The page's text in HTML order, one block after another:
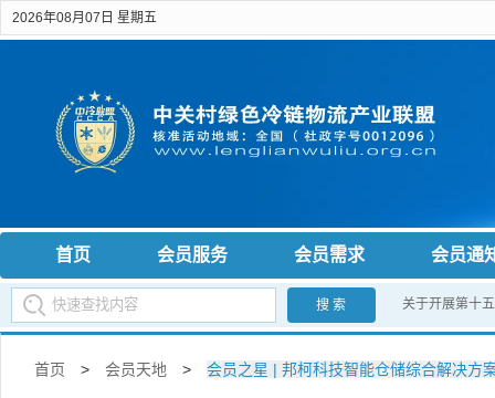
2026年08月07日 星期五
首页 会员服务 会员需求 会员通
搜 索 关于开展第十
首页 > 会员天地 > 会员之星 | 邦柯科技智能仓储综合解决方